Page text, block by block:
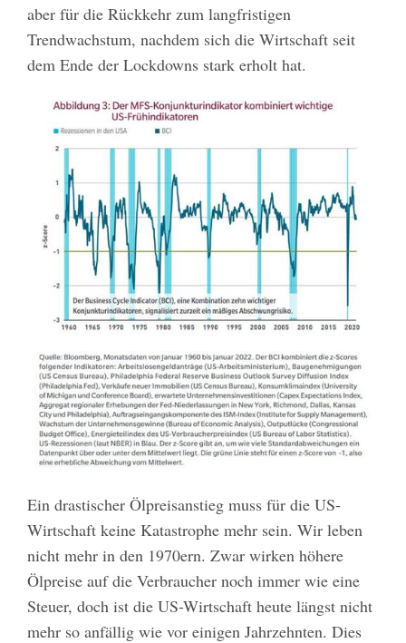
aber für die Rückkehr zum langfristigen
Trendwachstum, nachdem sich die Wirtschaft seit
dem Ende der Lockdowns stark erholt hat.
Ein drastischer Ölpreisanstieg muss für die US-
Wirtschaft keine Katastrophe mehr sein. Wir leben
nicht mehr in den 1970ern. Zwar wirken höhere
Ölpreise auf die Verbraucher noch immer wie eine
Steuer, doch ist die US-Wirtschaft heute längst nicht
mehr so anfällig wie vor einigen Jahrzehnten. Dies